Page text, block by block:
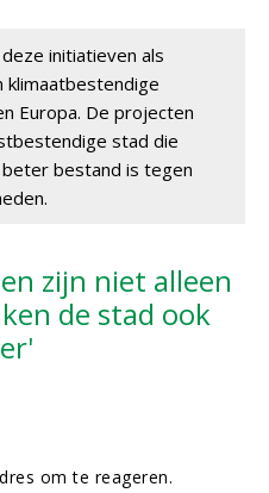
initiatieven als
klimaatbestendige
Europa. De projecten
stad die
bestand is tegen
zijn niet alleen
de stad ook
om te reageren.